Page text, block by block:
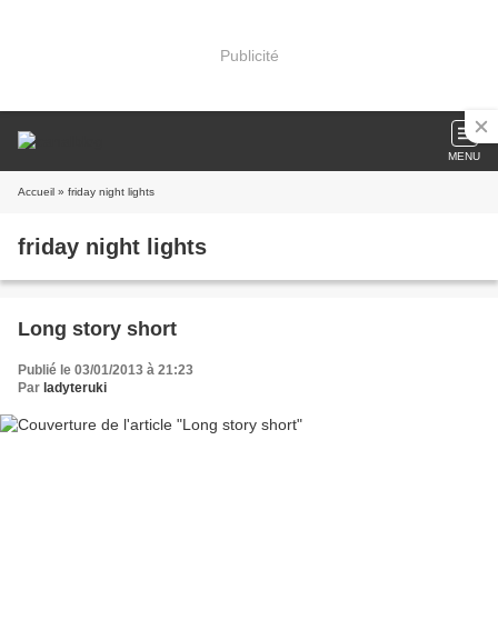
Publicité
MENU
Accueil » friday night lights
friday night lights
Long story short
Publié le 03/01/2013 à 21:23
Par ladyteruki